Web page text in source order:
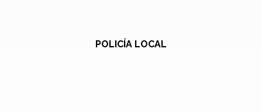
POLICÍA LOCAL